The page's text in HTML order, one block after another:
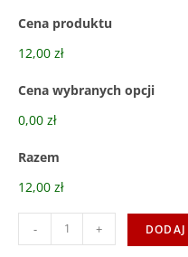
Cena produktu
12,00 zł
Cena wybranych opcji
0,00 zł
Razem
12,00 zł
- +